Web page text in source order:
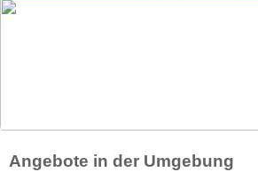
Angebote in der Umgebung